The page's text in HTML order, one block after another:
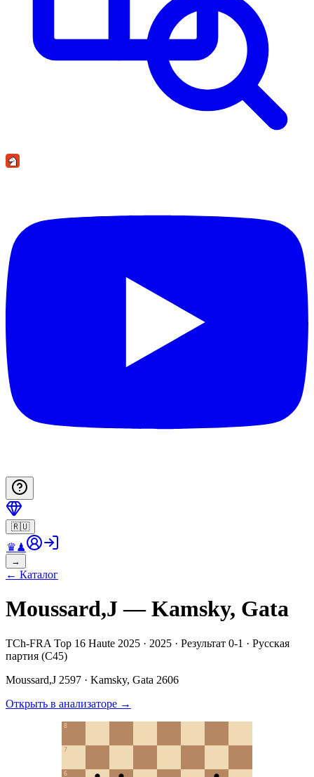
🇷🇺
♛♟
→
← Каталог
Moussard,J — Kamsky, Gata
TCh-FRA Top 16 Haute 2025 · 2025 · Результат 0-1 · Русская
партия (C45)
Moussard,J 2597 · Kamsky, Gata 2606
Открыть в анализаторе →
6
7
8